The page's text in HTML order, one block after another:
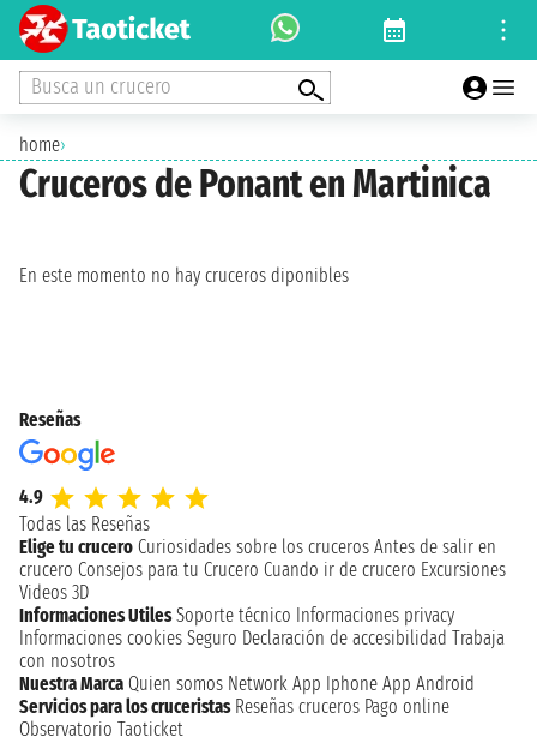
Busca un crucero
home›
Cruceros de Ponant en Martinica
En este momento no hay cruceros diponibles
Reseñas
4.9
Todas las Reseñas
Elige tu crucero Curiosidades sobre los cruceros Antes de salir en
crucero Consejos para tu Crucero Cuando ir de crucero Excursiones
Videos 3D
Informaciones Utiles Soporte técnico Informaciones privacy
Informaciones cookies Seguro Declaración de accesibilidad Trabaja
con nosotros
Nuestra Marca Quien somos Network App Iphone App Android
Servicios para los cruceristas Reseñas cruceros Pago online
Observatorio Taoticket